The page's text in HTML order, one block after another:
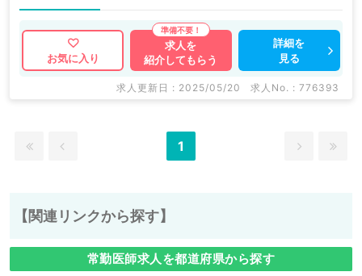
お気に入り
求人を
紹介してもらう
詳細を
見る
求人更新日 : 2025/05/20 求人No. : 776393
1
【関連リンクから探す】
常勤医師求人を都道府県から探す